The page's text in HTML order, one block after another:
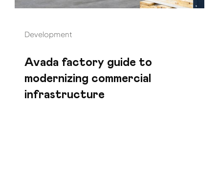
Development
Avada factory guide to
modernizing commercial
infrastructure